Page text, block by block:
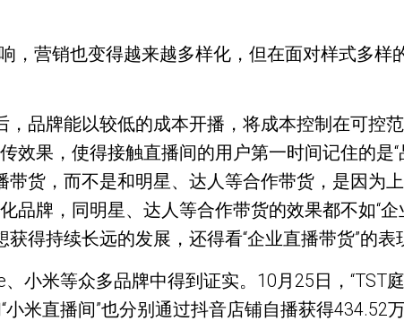
，营销也变得越来越多样化，但在面对样式多样
品牌能以较低的成本开播，将成本控制在可控
果，使得接触直播间的用户第一时间记住的是“
货，而不是和明星、达人等合作带货，是因为
牌，同明星、达人等合作带货的效果都不如“企
得持续长远的发展，还得看“企业直播带货”的表
小米等众多品牌中得到证实。10月25日，“TST
米直播间”也分别通过抖音店铺自播获得434.52